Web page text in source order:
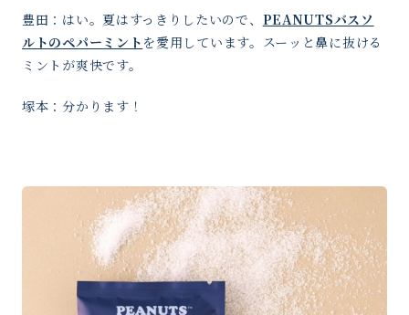
豊田：はい。夏はすっきりしたいので、 PEANUTSバスソ
ルトのペパーミント を愛用しています。スーッと鼻に抜ける
ミントが爽快です。
塚本：分かります！